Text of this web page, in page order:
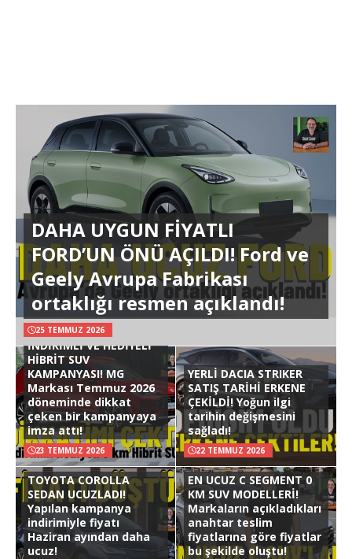
DAHA UYGUN FİYATLI
FORD’UN ÖNÜ AÇILDI! Ford ve
Geely Avrupa Fabrikası
ortaklığı resmen açıklandı!
25 TEMMUZ 2026
İNDİRİMLİ VE HEDİYELİ
HİBRİT SUV
KAMPANYASI! MG
Markası Temmuz 2026
döneminde dikkat
çeken bir kampanyaya
imza attı!
23 TEMMUZ 2026
YERLİ DACIA STRIKER
SATIŞ TARİHİ ERKENE
ÇEKİLDİ! Yoğun ilgi
tarihin değişmesini
sağladı!
22 TEMMUZ 2026
TOYOTA COROLLA
SEDAN UCUZLADI!
Yapılan kampanya
indirimiyle fiyatı
Haziran ayından daha
ucuz!
EN UCUZ C SEGMENT 0
KM SUV MODELLERİ!
Markaların açıkladıkları
anahtar teslim
fiyatlarına göre fiyatlar
bu şekilde oluştu!